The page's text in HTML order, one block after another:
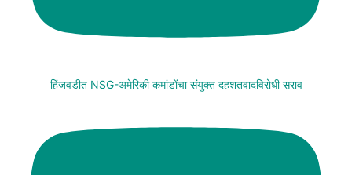
हिंजवडीत NSG-अमेरिकी कमांडोंचा संयुक्त दहशतवादविरोधी सराव